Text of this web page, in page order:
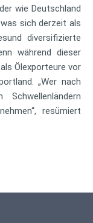
wie Deutschland
sich derzeit als
diversifizierte
während dieser
Ölexporteure vor
„Wer nach
resümiert